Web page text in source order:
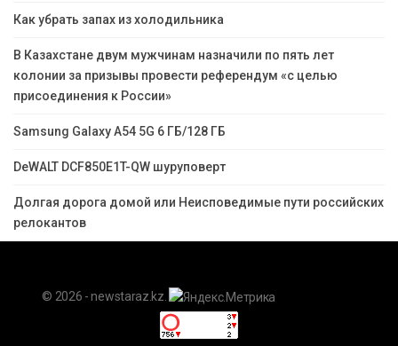
Как убрать запах из холодильника
В Казахстане двум мужчинам назначили по пять лет
колонии за призывы провести референдум «с целью
присоединения к России»
Samsung Galaxy A54 5G 6 ГБ/128 ГБ
DeWALT DCF850E1T-QW шуруповерт
Долгая дорога домой или Неисповедимые пути российских
релокантов
© 2026 - newstaraz.kz.